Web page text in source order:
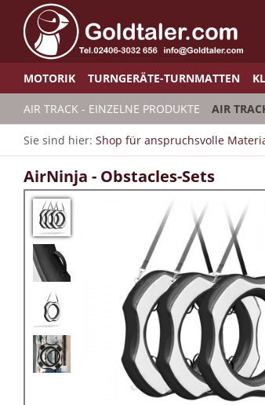
MOTORIK TURNGERÄTE-TURNMATTEN
AIR TRACK - EINZELNE PRODUKTE AIR
Sie sind hier: Shop für anspruchsvolle
AirNinja - Obstacles-Sets